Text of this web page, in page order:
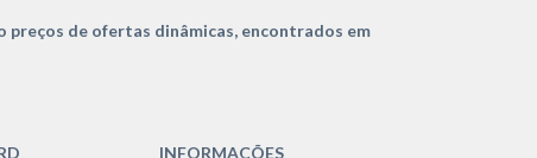
preços de ofertas dinâmicas, encontrados em
INFORMAÇÕES